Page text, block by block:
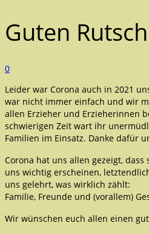
Guten Rutsch
0
Leider war Corona auch in 2021
war nicht immer einfach und wir
allen Erzieher und Erzieherinnen
schwierigen Zeit wart ihr
Familien im Einsatz. Danke dafür
Corona hat uns allen gezeigt, dass
uns wichtig erscheinen,
uns gelehrt, was wirklich zählt:
Familie, Freunde und (vorallem)
Wir wünschen euch allen einen